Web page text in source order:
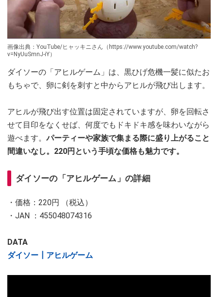
画像出典：YouTube/ヒャッキニさん（https://www.youtube.com/watch?
v=NyUuSmnJ-iY）
ダイソーの「アヒルゲーム」は、黒ひげ危機一髪に似たお
もちゃで、卵に剣を刺すと中からアヒルが飛び出します。
アヒルが飛び出す位置は固定されていますが、卵を回転さ
せて目印をなくせば、何度でもドキドキ感を味わいながら
遊べます。パーティーや家族で集まる際に盛り上がること
間違いなし。220円という手頃な価格も魅力です。
ダイソーの「アヒルゲーム」の詳細
・価格：220円 （税込）
・JAN ：455048074316
DATA
ダイソー┃アヒルゲーム